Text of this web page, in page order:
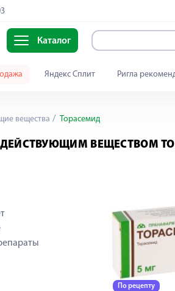
Каталог
Яндекс Сплит Ригла
вещества Торасемид
ДЕЙСТВУЮЩИМ ВЕЩЕСТВОМ
По рецепту